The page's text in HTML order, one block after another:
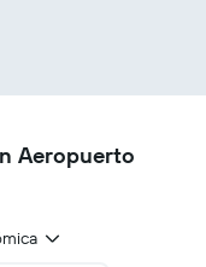
Aeropuerto